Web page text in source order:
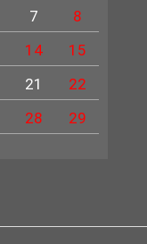
7
8
14
15
21
22
28
29